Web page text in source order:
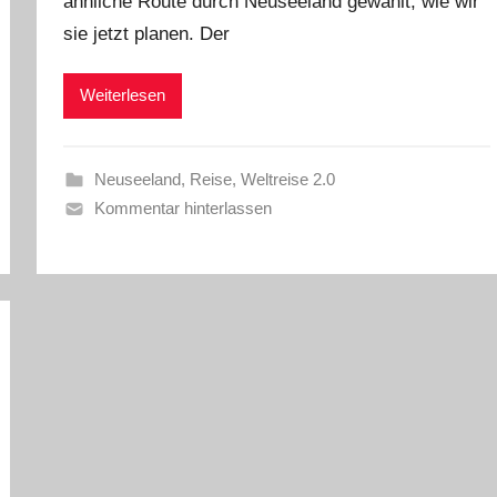
sie jetzt planen. Der
Weiterlesen
Neuseeland, Reise, Weltreise 2.0
Kommentar hinterlassen